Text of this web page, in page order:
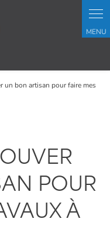
un bon artisan pour faire mes
POUR
À